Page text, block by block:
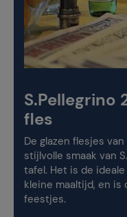
S.Pellegrino
fles
De glazen flesjes
stijlvolle smaak van
tafel. Het is de
kleine maaltijd, en
feestjes.